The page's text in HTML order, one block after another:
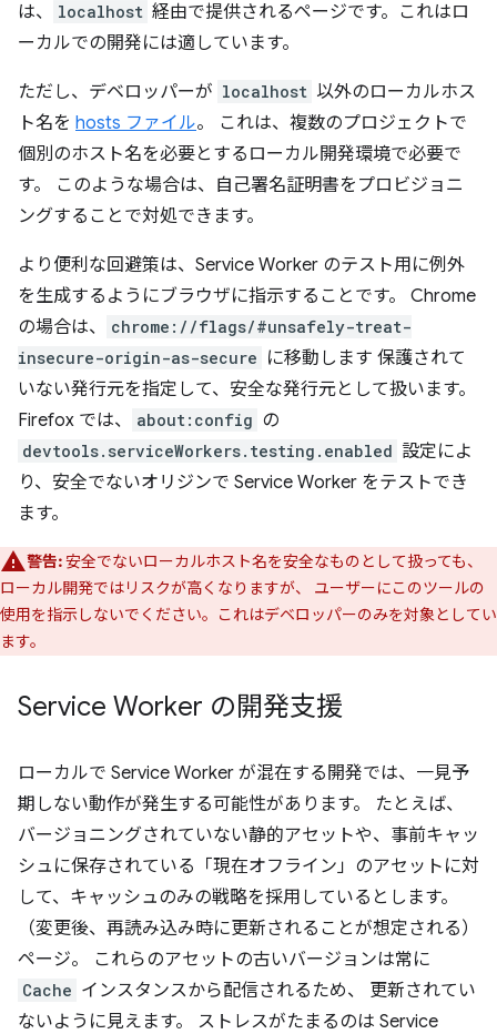
は、
localhost 経由で提供されるページです。これはロ
ーカルでの開発には適しています。
ただし、デベロッパーが localhost 以外のローカルホス
ト名を hosts ファイル。 これは、複数のプロジェクトで
個別のホスト名を必要とするローカル開発環境で必要で
す。 このような場合は、自己署名証明書をプロビジョニ
ングすることで対処できます。
より便利な回避策は、Service Worker のテスト用に例外
を生成するようにブラウザに指示することです。 Chrome
の場合は、
chrome://flags/#unsafely-treat-
insecure-origin-as-secure に移動します 保護されて
いない発行元を指定して、安全な発行元として扱います。
Firefox では、
about:config の
devtools.serviceWorkers.testing.enabled 設定によ
り、安全でないオリジンで Service Worker をテストでき
ます。
警告:安全でないローカルホスト名を安全なものとして扱っても、
ローカル開発ではリスクが高くなりますが、 ユーザーにこのツールの
使用を指示しないでください。これはデベロッパーのみを対象としてい
ます。
Service Worker の開発支援
ローカルで Service Worker が混在する開発では、一見予
期しない動作が発生する可能性があります。 たとえば、
バージョニングされていない静的アセットや、事前キャッ
シュに保存されている「現在オフライン」のアセットに対
して、キャッシュのみの戦略を採用しているとします。
（変更後、再読み込み時に更新されることが想定される）
ページ。 これらのアセットの古いバージョンは常に
Cache インスタンスから配信されるため、 更新されてい
ないように見えます。 ストレスがたまるのは Service